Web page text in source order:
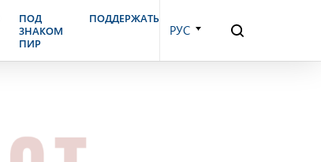
ПОД
ЗНАКОМ
ПИР
ПОДДЕРЖАТЬ
РУС